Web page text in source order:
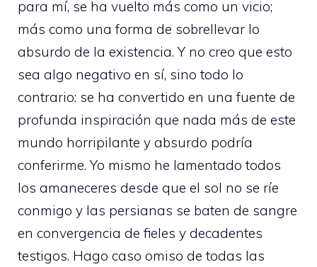
para mí, se ha vuelto más como un vicio;
más como una forma de sobrellevar lo
absurdo de la existencia. Y no creo que esto
sea algo negativo en sí, sino todo lo
contrario: se ha convertido en una fuente de
profunda inspiración que nada más de este
mundo horripilante y absurdo podría
conferirme. Yo mismo he lamentado todos
los amaneceres desde que el sol no se ríe
conmigo y las persianas se baten de sangre
en convergencia de fieles y decadentes
testigos. Hago caso omiso de todas las